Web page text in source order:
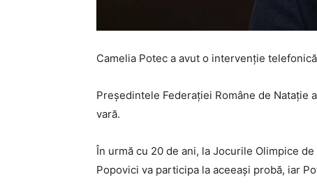
Camelia Potec a avut o intervenție
Președintele Federației Române de
vară.
În urmă cu 20 de ani, la Jocurile Olimpice
Popovici va participa la aceeași probă, iar